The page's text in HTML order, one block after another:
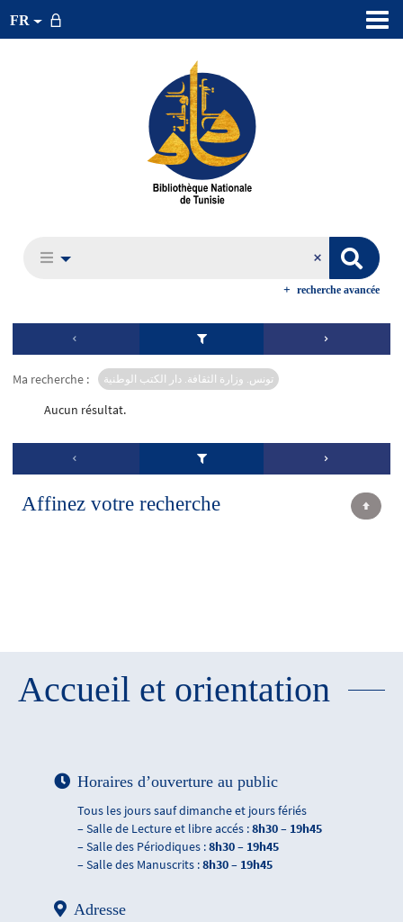
FR
recherche avancée
Ma recherche : تونس. وزارة الثقافة. دار الكتب الوطنية
Aucun résultat.
Affinez votre recherche
Accueil et orientation
Horaires d’ouverture au public
Tous les jours sauf dimanche et jours fériés
– Salle de Lecture et libre accés :8h30 – 19h45
– Salle des Périodiques :8h30 – 19h45
– Salle des Manuscrits :8h30 – 19h45
Adresse